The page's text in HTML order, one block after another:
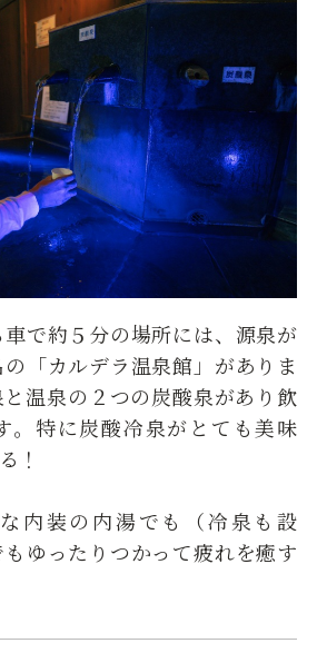
で約５分の場所には、源泉が
「カルデラ温泉館」がありま
温泉の２つの炭酸泉があり飲
。特に炭酸冷泉がとても美味
！
内装の内湯でも（冷泉も設
ゆったりつかって疲れを癒す